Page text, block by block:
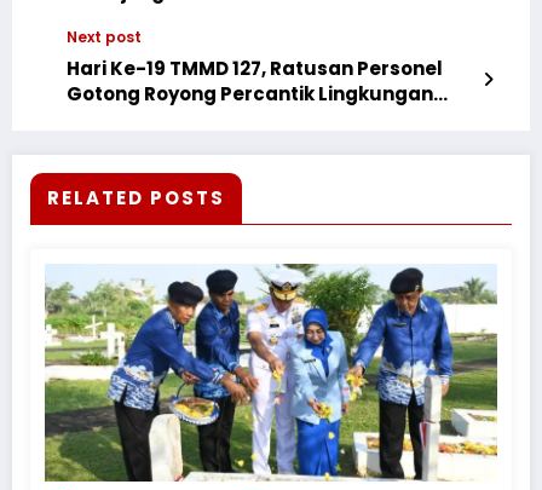
Next post
Hari Ke-19 TMMD 127, Ratusan Personel
Gotong Royong Percantik Lingkungan
RELATED POSTS